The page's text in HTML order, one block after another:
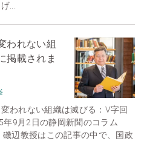
...
われない組
掲載されま
われない組織は滅びる：V字回
9月2日の静岡新聞のコラム
磯辺教授はこの記事の中で、国政